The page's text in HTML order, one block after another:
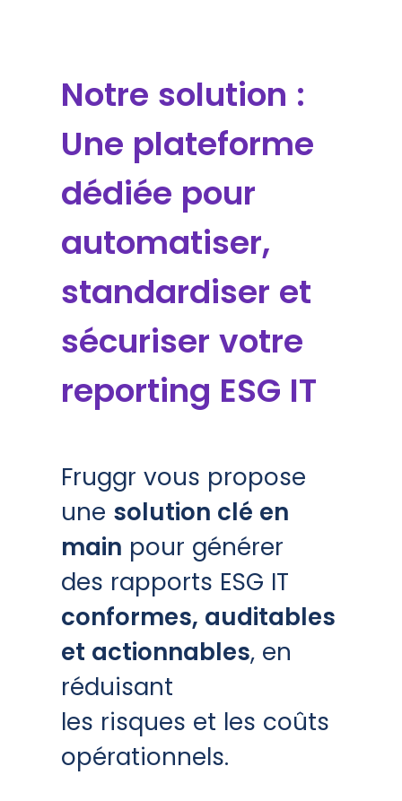
Notre solution :
Une plateforme
dédiée pour
automatiser,
standardiser et
sécuriser votre
reporting ESG IT
Fruggr vous propose
une solution clé en
main pour générer
des rapports ESG IT
conformes, auditables
et actionnables, en
réduisant
les risques et les coûts
opérationnels.